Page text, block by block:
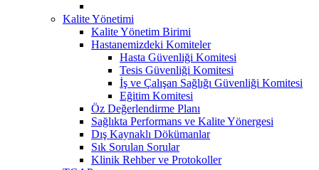
Kalite Yönetimi
Kalite Yönetim Birimi
Hastanemizdeki Komiteler
Hasta Güvenliği Komitesi
Tesis Güvenliği Komitesi
İş ve Çalışan Sağlığı Güvenliği Komitesi
Eğitim Komitesi
Öz Değerlendirme Planı
Sağlıkta Performans ve Kalite Yönergesi
Dış Kaynaklı Dökümanlar
Sık Sorulan Sorular
Klinik Rehber ve Protokoller